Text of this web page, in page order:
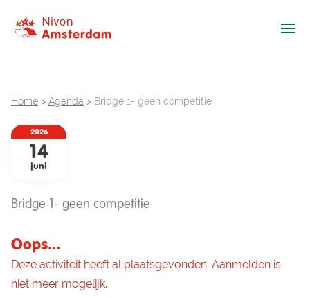
Home > Agenda > Bridge 1- geen competitie
2026
14
juni
Bridge 1- geen competitie
Oops...
Deze activiteit heeft al plaatsgevonden. Aanmelden is
niet meer mogelijk.